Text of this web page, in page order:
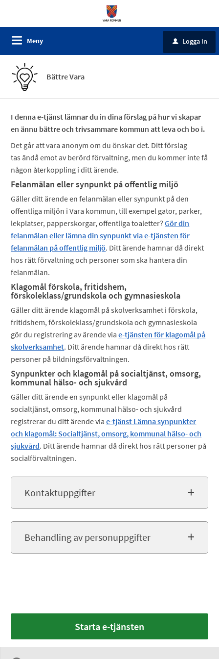
Meny u Logga in
Bättre Vara
I denna e-tjänst lämnar du in dina förslag på hur vi skapar
en ännu bättre och trivsammare kommun att leva och bo i.
Det går att vara anonym om du önskar det. Ditt förslag
tas ändå emot av berörd förvaltning, men du kommer inte få
någon återkoppling i ditt ärende.
Felanmälan eller synpunkt på offentlig miljö
Gäller ditt ärende en felanmälan eller synpunkt på den
offentliga miljön i Vara kommun, till exempel gator, parker,
lekplatser, papperskorgar, offentliga toaletter?Gör din
felanmälan eller lämna din synpunkt via e-tjänsten för
felanmälan på offentlig miljö. Ditt ärende hamnar då direkt
hos rätt förvaltning och personer som ska hantera din
felanmälan.
Klagomål förskola, fritidshem,
förskoleklass/grundskola och gymnasieskola
Gäller ditt ärende klagomål på skolverksamhet i förskola,
fritidshem, förskoleklass/grundskola och gymnasieskola
gör du registrering av ärende viae-tjänsten för klagomål på
skolverksamhet. Ditt ärende hamnar då direkt hos rätt
personer på bildningsförvaltningen.
Synpunkter och klagomål på socialtjänst, omsorg,
kommunal hälso- och sjukvård
Gäller ditt ärende en synpunkt eller klagomål på
socialtjänst, omsorg, kommunal hälso- och sjukvård
registrerar du ditt ärende viae-tjänst Lämna synpunkter
och klagomål: Socialtjänst, omsorg, kommunal hälso- och
sjukvård. Ditt ärende hamnar då direkt hos rätt personer på
socialförvaltningen.
Kontaktuppgifter
Behandling av personuppgifter
Starta e-tjänsten